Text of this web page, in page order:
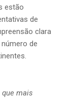
estão
de
clara
de
mais